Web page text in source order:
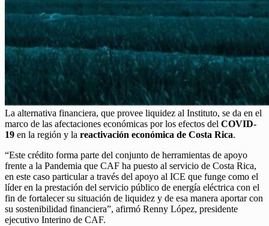
La alternativa financiera, que provee liquidez al Instituto, se da en el
marco de las afectaciones económicas por los efectos del COVID-
19 en la región y la reactivación económica de Costa Rica.
“Este crédito forma parte del conjunto de herramientas de apoyo
frente a la Pandemia que CAF ha puesto al servicio de Costa Rica,
en este caso particular a través del apoyo al ICE que funge como el
líder en la prestación del servicio público de energía eléctrica con el
fin de fortalecer su situación de liquidez y de esa manera aportar con
su sostenibilidad financiera”, afirmó Renny López, presidente
ejecutivo Interino de CAF.